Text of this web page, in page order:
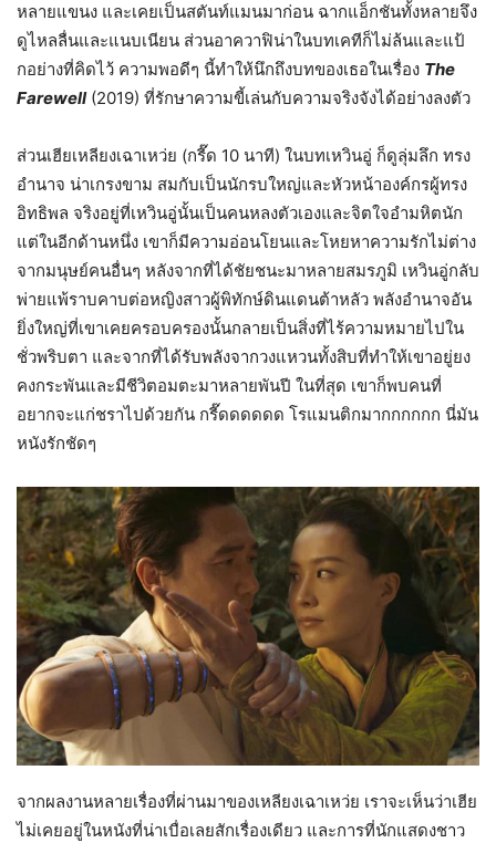
หลายแขนง และเคยเป็นสตันท์แมนมาก่อน ฉากแอ็กชันทั้งหลายจึง
ดูไหลลื่นและแนบเนียน ส่วนอาควาฟิน่าในบทเคทีก็ไม่ล้นและแป้
กอย่างที่คิดไว้ ความพอดีๆ นี้ทำให้นึกถึงบทของเธอในเรื่อง The
Farewell(2019) ที่รักษาความขี้เล่นกับความจริงจังได้อย่างลงตัว
ส่วนเฮียเหลียงเฉาเหว่ย (กรี๊ด 10 นาที) ในบทเหวินอู่ ก็ดูลุ่มลึก ทรง
อำนาจ น่าเกรงขาม สมกับเป็นนักรบใหญ่และหัวหน้าองค์กรผู้ทรง
อิทธิพล จริงอยู่ที่เหวินอู่นั้นเป็นคนหลงตัวเองและจิตใจอำมหิตนัก
แต่ในอีกด้านหนึ่ง เขาก็มีความอ่อนโยนและโหยหาความรักไม่ต่าง
จากมนุษย์คนอื่นๆ หลังจากที่ได้ชัยชนะมาหลายสมรภูมิ เหวินอู่กลับ
พ่ายแพ้ราบคาบต่อหญิงสาวผู้พิทักษ์ดินแดนต้าหลัว พลังอำนาจอัน
ยิ่งใหญ่ที่เขาเคยครอบครองนั้นกลายเป็นสิ่งที่ไร้ความหมายไปใน
ชั่วพริบตา และจากที่ได้รับพลังจากวงแหวนทั้งสิบที่ทำให้เขาอยู่ยง
คงกระพันและมีชีวิตอมตะมาหลายพันปี ในที่สุด เขาก็พบคนที่
อยากจะแก่ชราไปด้วยกัน กรี๊ดดดดดด โรแมนติกมากกกกกก นี่มัน
หนังรักชัดๆ
จากผลงานหลายเรื่องที่ผ่านมาของเหลียงเฉาเหว่ย เราจะเห็นว่าเฮีย
ไม่เคยอยู่ในหนังที่น่าเบื่อเลยสักเรื่องเดียว และการที่นักแสดงชาว